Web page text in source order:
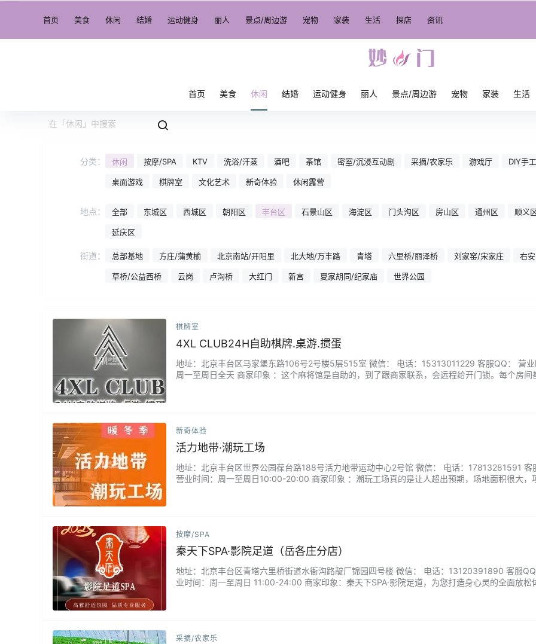
首页 美食 休闲 结婚 运动健身 丽人 景点/周边游 宠物 家装 生活 探店 资讯
首页 美食 休闲 结婚 运动健身 丽人 景点/周边游 宠物 家装 生活
分类： 休闲 按摩/SPA KTV 洗浴/汗蒸 酒吧 茶馆 密室/沉浸互动剧 采摘/农家乐 游戏厅 DIY手
桌面游戏 棋牌室 文化艺术 新奇体验 休闲露营
地点： 全部 东城区 西城区 朝阳区 丰台区 石景山区 海淀区 门头沟区 房山区 通州区 顺义
延庆区
街道： 总部基地 方庄/蒲黄榆 北京南站/开阳里 北大地/万丰路 青塔 六里桥/丽泽桥 刘家窑/宋家庄 右
草桥/公益西桥 云岗 卢沟桥 大红门 新宫 夏家胡同/纪家庙 世界公园
棋牌室
4XL CLUB24H自助棋牌.桌游.掼蛋
地址：北京丰台区马家堡东路106号2号楼5层515室 微信： 电话：15313011229 客服QQ： 营业
周一至周日全天 商家印象 ：这个麻将馆是自助的，到了跟商家联系，会远程给开门锁。每个房间
新奇体验
活力地带·潮玩工场
地址：北京丰台区世界公园葆台路188号活力地带运动中心2号馆 微信： 电话：17813281591 客
营业时间：周一至周日10:00-20:00 商家印象 ：潮玩工场真的是让人超出预期，场地面积很大，
按摩/SPA
秦天下SPA·影院足道（岳各庄分店）
地址：北京丰台区青塔六里桥街道水衙沟路靛厂锦园四号楼 微信： 电话：13120391890 客服
业时间：周一至周日 11:00-24:00 商家印象：秦天下SPA·影院足道，为您打造身心灵的全面放松
采摘/农家乐